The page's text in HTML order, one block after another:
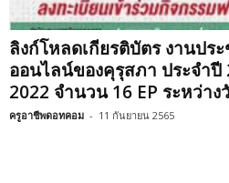
ลิงก์โหลดเกียรติบัตร งานปร
ออนไลน์ของคุรุสภา ประจำปี
2022 จำนวน 16 EP ระหว่าง
ครูอาชีพดอทคอม - 11 กันยายน 2565